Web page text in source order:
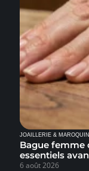
JOAILLERIE &
Bague femme
essentiels
6 août 2026